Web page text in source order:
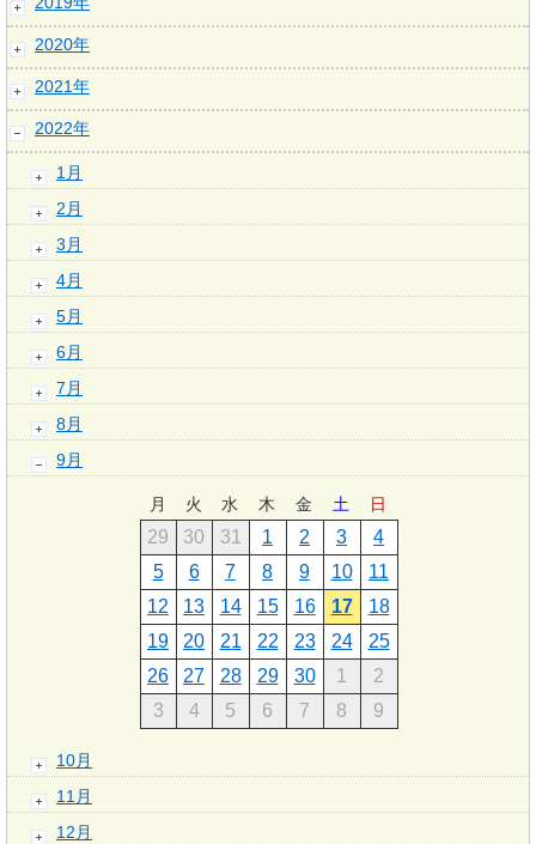
2020年
2021年
2022年
1月
2月
3月
4月
5月
6月
7月
8月
9月
月 火 水 木 金 土 日
29 30 31 1 2 3
4
5
6 7 8 9 10
11
12
13 14 15 16 17
18
19
20 21 22 23 24
25
26
27 28 29 30 1
2
3
4 5 6 7 8 9
10月
11月
12月